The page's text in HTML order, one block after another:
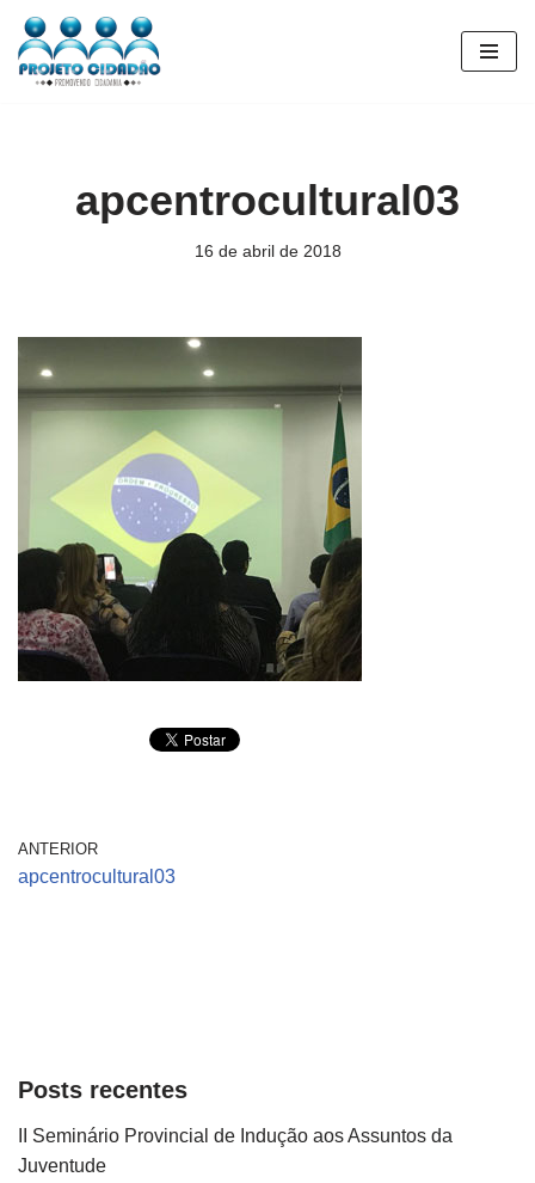
Pular
apcentrocultural03
16 de abril de 2018
ANTERIOR
apcentrocultural03
Posts recentes
II Seminário Provincial de Indução aos Assuntos da
Juventude